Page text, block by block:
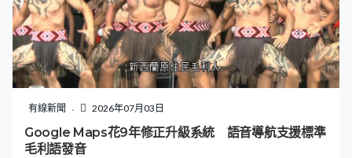
進一步發展岳陽的燒烤經濟，以及培育這方面的人才。岳
陽燒烤學院執行副院長喬彬彬：「我們岳陽燒烤學院的課
程設置，上午是理論課，理論課包含了燒烤工藝，燒烤店
舖門店管理和服務，以及成本核算、新媒體製作，中國燒
烤通史等等之類的。下午就是實訓課，我們會教給學員將
近30個菜品的教學，我們所有的實訓老師，都來自岳陽市
燒烤產業協會頭部企業，這些門店的老闆，或是他們的廚
師長，他們都有多年從業經驗。」 學員完成課程後，有機
有線新聞 2026年07月03日
Google Maps花9年修正升級系統 語音導航支援標準
毛利語發音